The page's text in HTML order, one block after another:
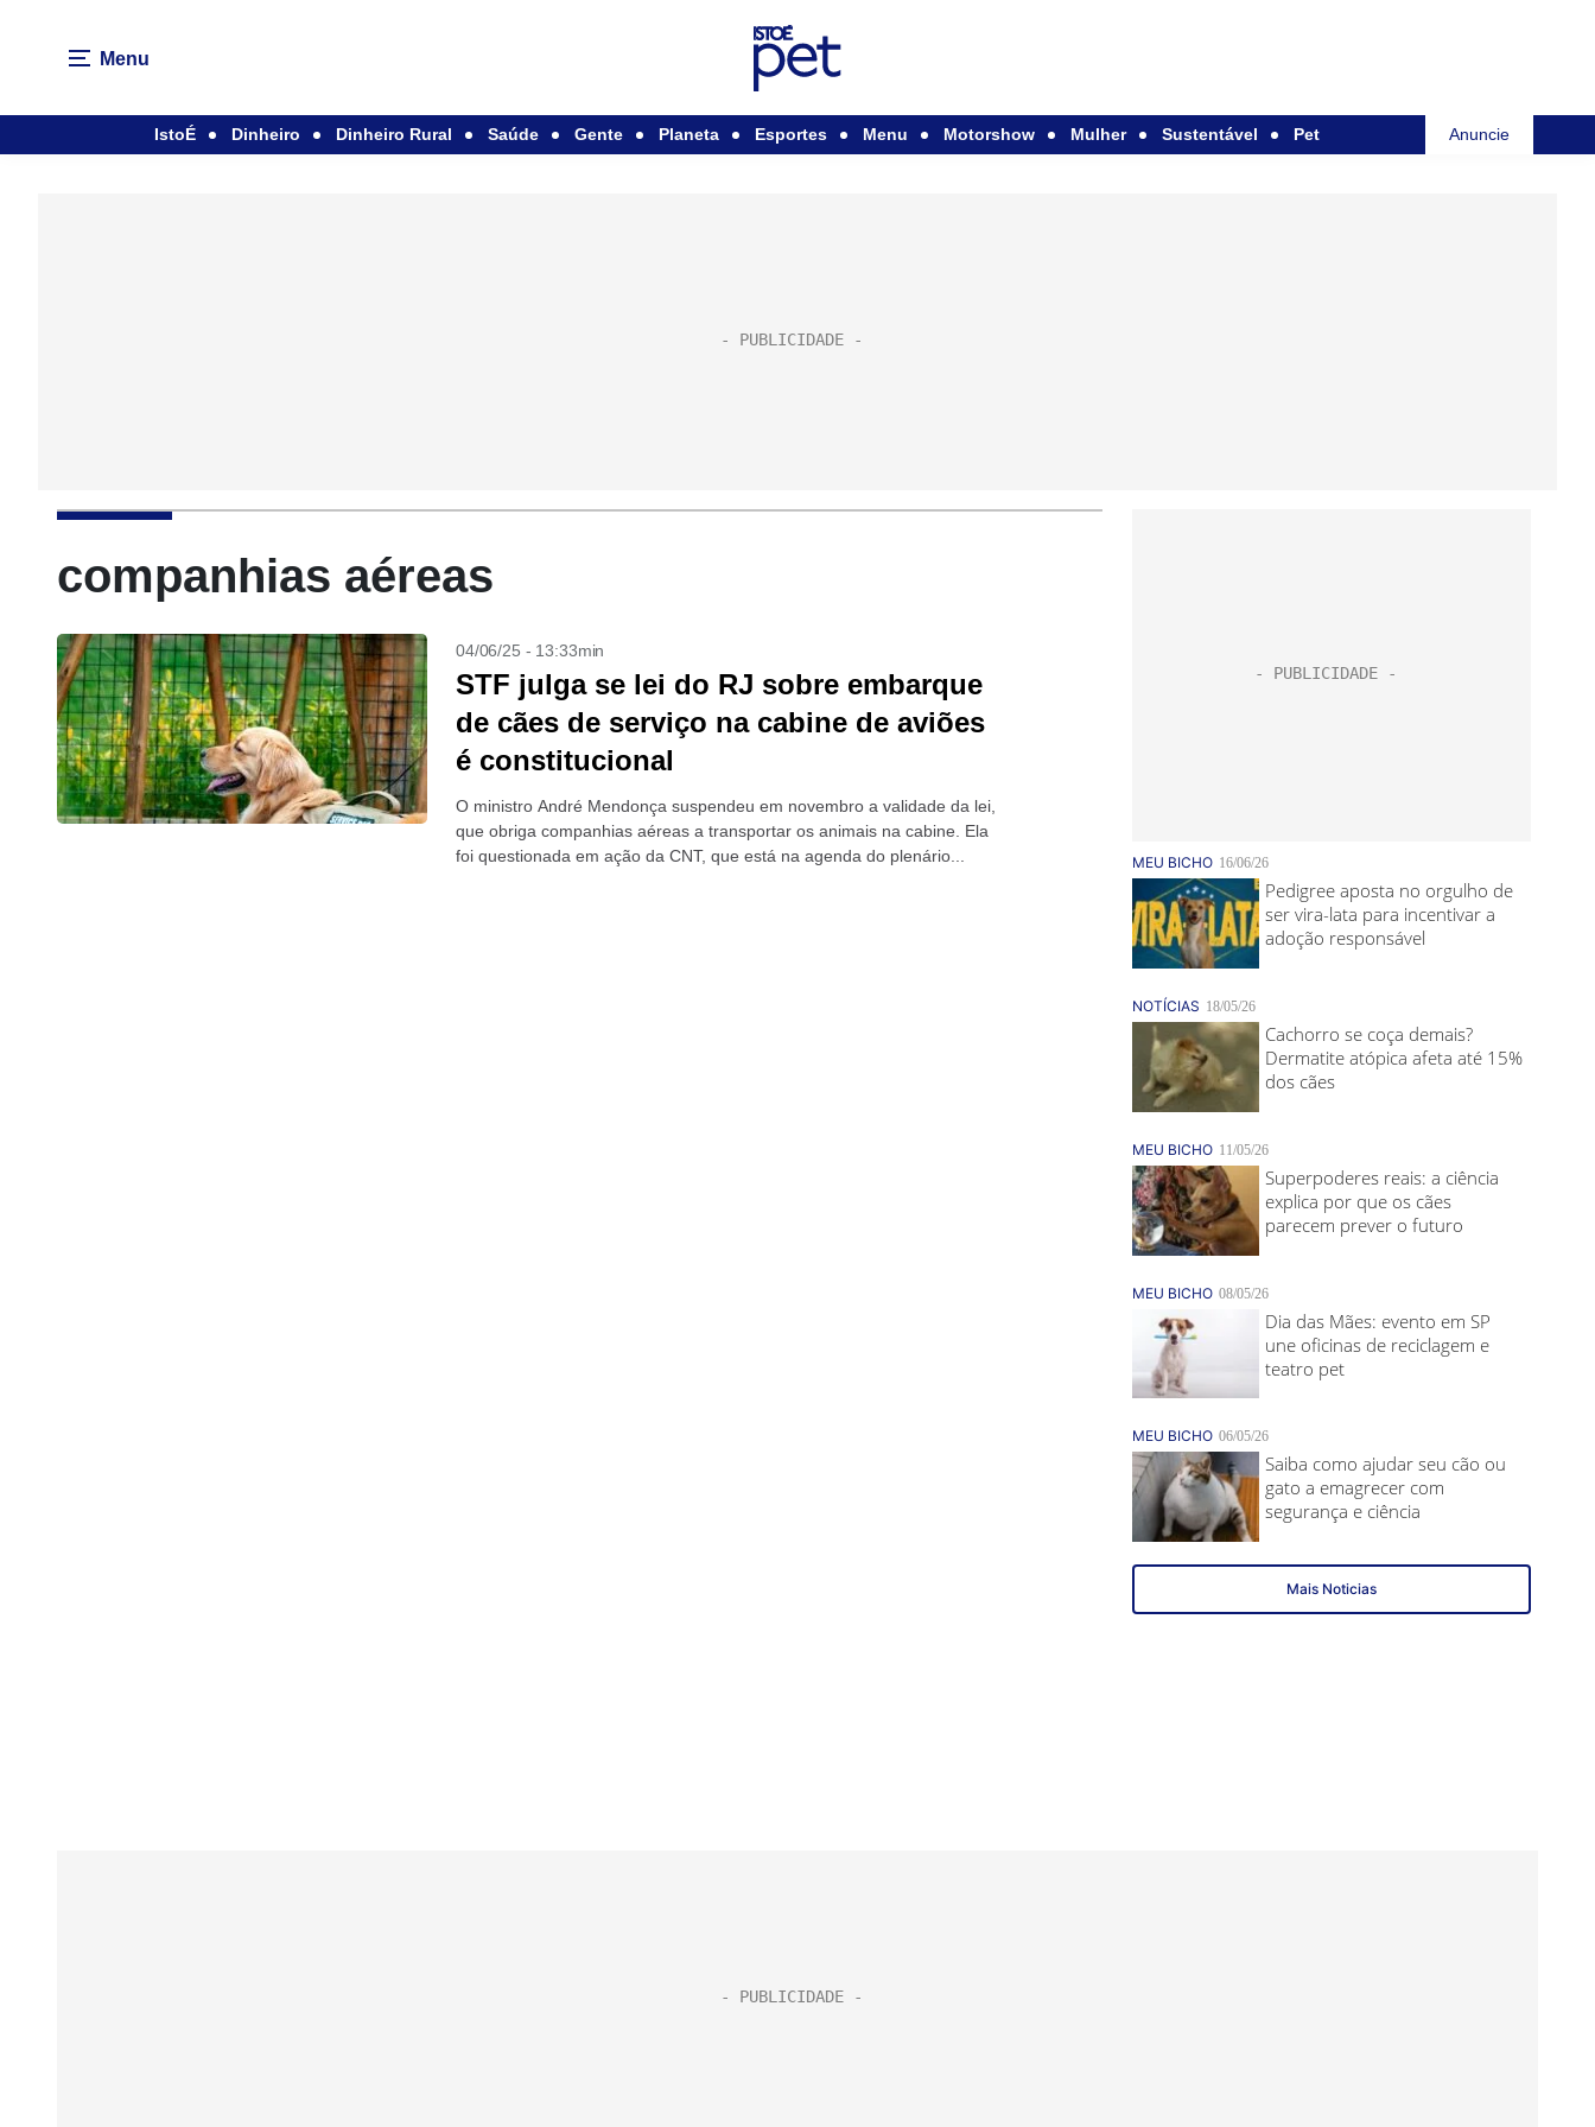
Menu
IstoÉ Dinheiro Dinheiro Rural Saúde Gente Planeta Esportes Menu Motorshow Mulher Sustentável Pet Anuncie
companhias aéreas
04/06/25 - 13:33min
STF julga se lei do RJ sobre embarque
de cães de serviço na cabine de aviões
é constitucional
O ministro André Mendonça suspendeu em novembro a validade da lei,
que obriga companhias aéreas a transportar os animais na cabine. Ela
foi questionada em ação da CNT, que está na agenda do plenário...